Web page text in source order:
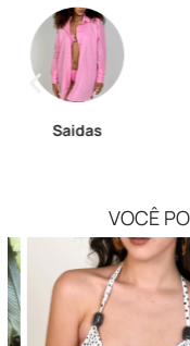
Saidas
VOCÊ